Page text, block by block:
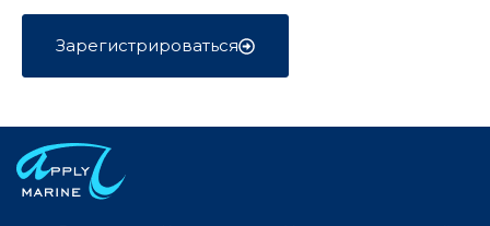
Зарегистрироваться